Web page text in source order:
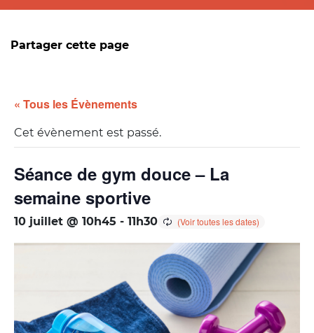
Partager cette page
« Tous les Évènements
Cet évènement est passé.
Séance de gym douce – La
semaine sportive
10 juillet @ 10h45 - 11h30